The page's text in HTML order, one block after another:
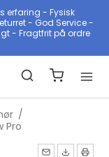
erfaring - Fysisk
- God Service -
- Fragtfrit på ordre
/
Pro